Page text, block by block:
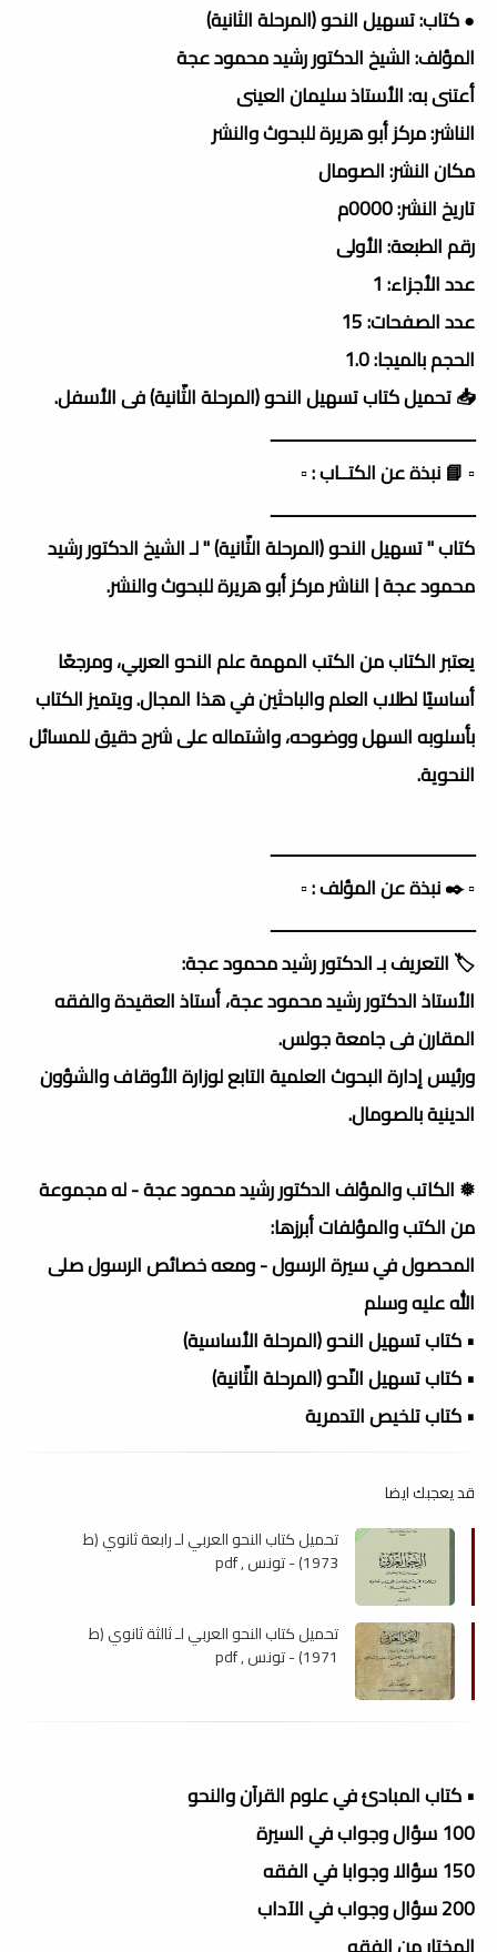
● كتاب: تسهيل النحو (المرحلة الثانية)
المؤلف: الشيخ الدكتور رشيد محمود عجة
أعتنى به: الأستاذ سليمان العينى
الناشر: مركز أبو هريرة للبحوث والنشر
مكان النشر: الصومال
تاريخ النشر: 0000م
رقم الطبعة: الأولى
عدد الأجزاء: 1
عدد الصفحات: 15
الحجم بالميجا: 1.0
📥 تحميل كتاب تسهيل النحو (المرحلة الثّانية) فى الأسفل.
ــــــــــــــــــــــــــــــــــــــــــــــ
▫️ 📘 نبذة عن الكتــاب : ▫️
ــــــــــــــــــــــــــــــــــــــــــــــ
كتاب " تسهيل النحو (المرحلة الثّانية) " لـ الشيخ الدكتور رشيد
محمود عجة | الناشر مركز أبو هريرة للبحوث والنشر.
يعتبر الكتاب من الكتب المهمة علم النحو العربي، ومرجعًا
أساسيًا لطلاب العلم والباحثين في هذا المجال. ويتميز الكتاب
بأسلوبه السهل ووضوحه، واشتماله على شرح دقيق للمسائل
النحوية.
ــــــــــــــــــــــــــــــــــــــــــــــ
▫️ ✒️ نبذة عن المؤلف : ▫️
ــــــــــــــــــــــــــــــــــــــــــــــ
🏷️ التعريف بـ الدكتور رشيد محمود عجة:
الأستاذ الدكتور رشيد محمود عجة، أستاذ العقيدة والفقه
المقارن فى جامعة جولس.
ورئيس إدارة البحوث العلمية التابع لوزارة الأوقاف والشؤون
الدينية بالصومال.
❅ الكاتب والمؤلف الدكتور رشيد محمود عجة - له مجموعة
من الكتب والمؤلفات أبرزها:
المحصول في سيرة الرسول - ومعه خصائص الرسول صلى
الله عليه وسلم
• كتاب تسهيل النحو (المرحلة الأساسية)
• كتاب تسهيل النّحو (المرحلة الثّانية)
• كتاب تلخيص التدمرية
قد يعجبك ايضا
تحميل كتاب النحو العربي لـ رابعة ثانوي (ط
1973) - تونس , pdf
تحميل كتاب النحو العربي لـ ثالثة ثانوي (ط
1971) - تونس , pdf
• كتاب المبادئ في علوم القرآن والنحو
100 سؤال وجواب في السيرة
150 سؤالا وجوابا في الفقه
200 سؤال وجواب في الآداب